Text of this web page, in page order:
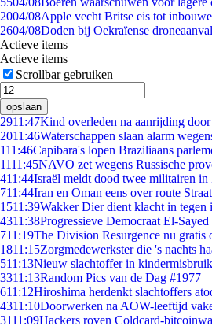
2004/08Apple vecht Britse eis tot
2604/08Doden bij Oekraïense
Actieve items
Actieve items
Scrollbar gebruiken
opslaan
2911:47Kind overleden na aanrijding
2011:46Waterschappen slaan alarm
111:46Capibara's lopen Braziliaans
1111:45NAVO zet wegens Russische
411:44Israël meldt dood twee militairen
711:44Iran en Oman eens over route
1511:39Wakker Dier dient klacht in tegen
4311:38Progressieve Democraat El-
711:19The Division Resurgence nu gratis
1811:15Zorgmedewerkster die 's nachts
511:13Nieuw slachtoffer in
3311:13Random Pics van de Dag #1977
611:12Hiroshima herdenkt slachtoffers
4311:10Doorwerken na AOW-leeftijd
3111:09Hackers roven Coldcard-